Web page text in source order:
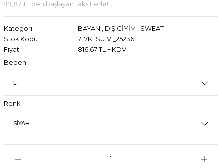
99,87 TL den başlayan taksitlerle!
Kategori BAYAN , DIŞ GİYİM , SWEAT
Stok Kodu
7L7KTSU1V1_25236
Fiyat
816,67 TL + KDV
Beden
Renk